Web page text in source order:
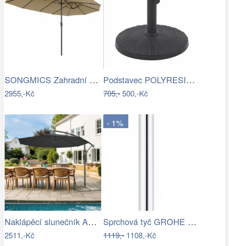
SONGMICS Zahradní slunečník Lyre šedý
2955,-Kč
Podstavec POLYRESIN 10kg ROJAPLAST
705,-500,-Kč
Naklápěcí slunečník ASL-E1116 Autronic
2511,-Kč
- 1%
Sprchová tyč GROHE Euphoria Neutral…
1119,-1108,-Kč